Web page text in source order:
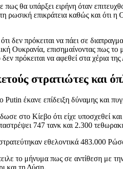
πως θα υπάρξει ειρήνη όταν
ρωσική επικράτεια καθώς και ότι
ότι δεν πρόκειται να πάει σε
Ουκρανία, επισημαίνοντας πως
πρόκειται να αφεθεί στα χέρια
στρατιώτες και
Putin έκανε επίδειξη δύναμης και
στο Κίεβο ότι είχε υποσχεθεί
747 τανκ και 2.300
εθελοντικά 483.000
το μήνυμα πως σε αντίθεση με
και τη Δύση.